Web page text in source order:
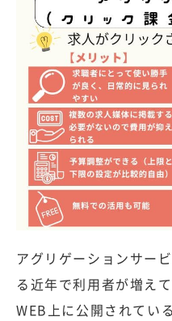
アグリゲーションサー
る近年で利用者が増え
WEB上に公開されてい